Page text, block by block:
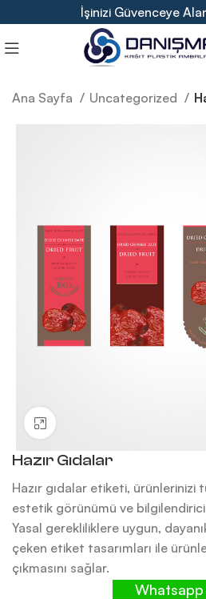
İşinizi Güvenceye
Ana Sayfa Uncategorized
Hazır Gıdalar
Hazır gıdalar etiketi, ürünlerinizi
estetik görünümü ve
Yasal gerekliliklere uygun,
çeken etiket tasarımları ile
çıkmasını sağlar.
Whatsapp